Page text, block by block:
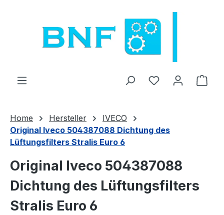
Du hast 0
Home Hersteller
IVECO
Original Iveco 504387088 Dichtung des
Lüftungsfilters Stralis Euro 6
Original Iveco 504387088
Dichtung des Lüftungsfilters
Stralis Euro 6